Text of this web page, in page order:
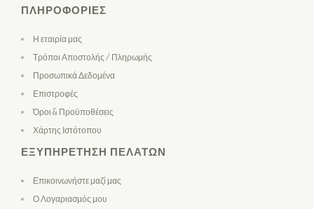
ΠΛΗΡΟΦΟΡΊΕΣ
Η εταιρία μας
Τρόποι Αποστολής / Πληρωμής
Προσωπικά Δεδομένα
Επιστροφές
Όροι & Προϋποθέσεις
Χάρτης Ιστότοπου
ΕΞΥΠΗΡΈΤΗΣΗ ΠΕΛΑΤΏΝ
Επικοινωνήστε μαζί μας
Ο Λογαριασμός μου